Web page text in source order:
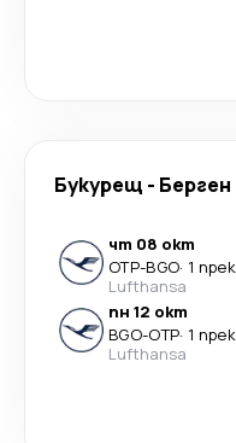
Букурещ - Берген
чт 08 окт
OTP-BGO· 1
Lufthansa
пн 12 окт
BGO-OTP· 1
Lufthansa